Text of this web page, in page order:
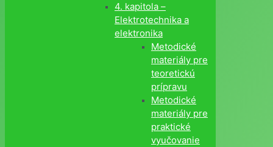
4. kapitola –
Elektrotechnika a
elektronika
Metodické
materiály pre
teoretickú
prípravu
Metodické
materiály pre
praktické
vyučovanie